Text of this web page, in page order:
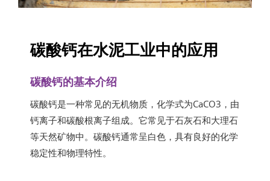
碳酸钙在水泥工业中的应用
碳酸钙的基本介绍
碳酸钙是一种常见的无机物质，化学式为CaCO3，由
钙离子和碳酸根离子组成。它常见于石灰石和大理石
等天然矿物中。碳酸钙通常呈白色，具有良好的化学
稳定性和物理特性。